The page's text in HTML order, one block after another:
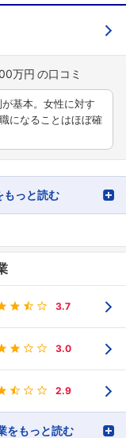
万円
基本。女性に対す
になることはほぼ確
もっと読む
3.7
3.0
2.9
をもっと読む